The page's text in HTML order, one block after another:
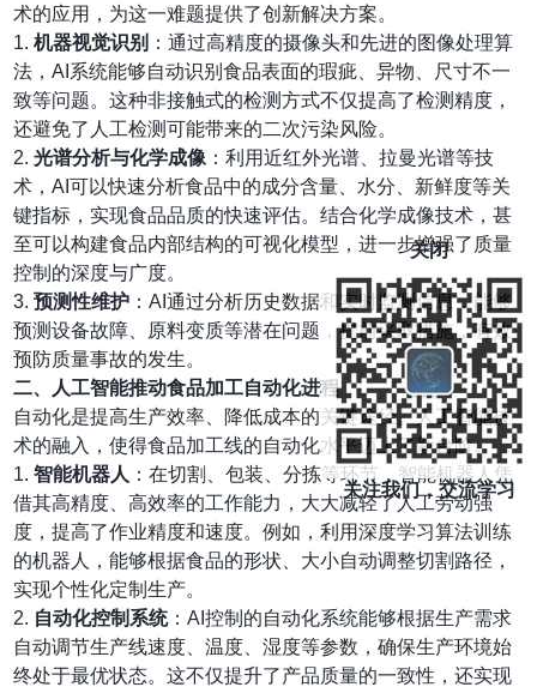
术的应用，为这一难题提供了创新解决方案。
1.机器视觉识别 ：通过高精度的摄像头和先进的图像处理算
法，AI系统能够自动识别食品表面的瑕疵、异物、尺寸不一
致等问题。这种非接触式的检测方式不仅提高了检测精度，
还避免了人工检测可能带来的二次污染风险。
2.光谱分析与化学成像 ：利用近红外光谱、拉曼光谱等技
术，AI可以快速分析食品中的成分含量、水分、新鲜度等关
键指标，实现食品品质的快速评估。结合化学成像技术，甚
至可以构建食品内部结构的可视化模型，进一步增强了质量
控制的深度与广度。
3.预测性维护 ：AI通过分析历史数据和实时监测信息，能够
预测设备故障、原料变质等潜在问题，提前采取措施，有效
预防质量事故的发生。
二、人工智能推动食品加工自动化进程
自动化是提高生产效率、降低成本的关键途径。人工智能技
术的融入，使得食品加工线的自动化水平迈上了新台阶。
1.智能机器人 ：在切割、包装、分拣等环节，智能机器人凭
借其高精度、高效率的工作能力，大大减轻了人工劳动强
度，提高了作业精度和速度。例如，利用深度学习算法训练
的机器人，能够根据食品的形状、大小自动调整切割路径，
实现个性化定制生产。
2. 自动化控制系统：AI控制的自动化系统能够根据生产需求
自动调节生产线速度、温度、湿度等参数，确保生产环境始
终处于最优状态。这不仅提升了产品质量的一致性，还实现
关闭
关注我们，交流学习